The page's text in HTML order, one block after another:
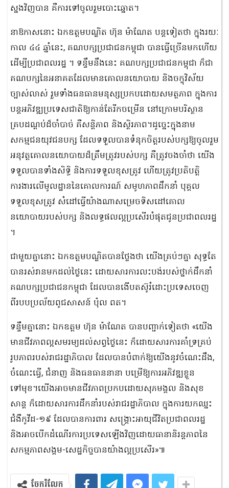
ស្នងវិញបាន គឺការទៅចូលរួមបោះឆ្នោត។
នាឱកាសនោះ ឯកឧត្ដមបណ្ឌិត ហ៊ុន ម៉ាណែត បន្តទៀតថា ក្នុងរយៈ
កាល ៤៤ ឆ្នាំនេះ, គណបក្សប្រជាជនកម្ពុជា បានធ្វើច្រើនមកហើយ
ដើម្បីប្រជាពលរដ្ឋ ។ ទន្ទឹមនឹងនេះ គណបក្សប្រជាជនកម្ពុជា ក៏ជា
គណបក្សនៃអនាគតដែលមានគោលនយោបាយ និងចក្ខុវិស័យ
ច្បាស់លាស់ រួមទាំងធនធានមនុស្សប្រកបដោយសមត្ថភាព ក្នុងការ
បន្តអភិវឌ្ឍប្រទេសជាតិឱ្យកាន់តែរីកចម្រើន នៅក្រោមបរិស្ថាន
គ្របដណ្តប់ដ៏ចាំបាច់ គឺសន្តិភាព និងស្ថិរភាព។ដូច្នេះក្នុងនាម
សកម្មជនយុវជនបក្ស ដែលទទួលបានទំនុកចិត្តរបស់បក្សឱ្យចូលរួម
អនុវត្តគោលនយោបាយដ៏ត្រឹមត្រូវរបស់បក្ស គឺត្រូវចងចាំថា យើង
ទទួលបានទាំងសិទ្ធិ និងការទទួលខុសត្រូវ ហើយត្រូវប្រតិបត្តិ
ការងារលើមូលដ្ឋាននៃគោលការណ៍ សមូហភាពដឹកនាំ បុគ្គល
ទទួលខុសត្រូវ សំដៅធ្វើយ៉ាងណាសម្រេចទិសដៅគោល
នយោបាយរបស់បក្ស និងលទ្ធផលល្អប្រសើរបំផុតជូនប្រជាពលរដ្ឋ
។
ជាមួយគ្នានោះ ឯកឧត្ដមបណ្ឌិតបានថ្លែងថា យើងគ្រប់ៗគ្នា សុទ្ធតែ
បានរស់រានមកដល់ថ្ងៃនេះ ដោយសារការលះបង់របស់ថ្នាក់ដឹកនាំ
គណបក្សប្រជាជនកម្ពុជា ដែលបានងើបតស៊ូរំដោះប្រទេសចេញ
ពីរបបប្រល័យពូជសាសន៍ ប៉ុល ពត។
ទន្ទឹមគ្នានោះ ឯកឧត្ដម ហ៊ុន ម៉ាណែត បានបញ្ជាក់ទៀតថា «យើង
មានជីវភាពល្អសមរម្យដល់សព្វថ្ងៃនេះ ក៏ដោយសារការគាំទ្រគ្រប់
រូបភាពរបស់រាជរដ្ឋាភិបាល ដែលបានបំពាក់ឱ្យយើងនូវចំណេះដឹង,
ចំណេះធ្វើ, ជំនាញ និងធនធាននានា បម្រើឱ្យការអភិវឌ្ឍខ្លួន
ទៅមុខ។យើងអាចមានជីវភាពប្រកបដោយសុភមង្គល និងសុខ
សាន្ត ក៏ដោយសារការដឹកនាំរបស់រាជរដ្ឋាភិបាល ក្នុងការយកឈ្នះ
ជំងឺកូវីដ-១៩ ដែលបានការពារ សង្គ្រោះអាយុជីវិតប្រជាពលរដ្ឋ
និងអាចបើកដំណើរការប្រទេសឡើងវិញដោយធានានិរន្តភាពនៃ
សកម្មភាពសង្គម-សេដ្ឋកិច្ចបានយ៉ាងល្អប្រសើរ»៕
ចែករំលែក